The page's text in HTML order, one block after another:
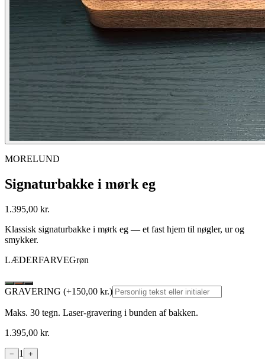
MORELUND
Signaturbakke i mørk eg
1.395,00 kr.
Klassisk signaturbakke i mørk eg — et fast hjem til nøgler, ur og
smykker.
LÆDERFARVEGrøn
GRAVERING (+150,00 kr.)
Maks. 30 tegn. Laser-gravering i bunden af bakken.
1.395,00 kr.
− 1 +